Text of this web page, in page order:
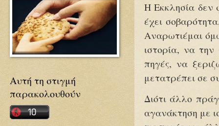
Η Εκκλησία δεν
έχει
Αναρωτιέμαι
ιστορία, να την
πηγές, να
μετατρέπει σε
Διότι άλλο
αγανάκτηση με
Αυτή τη στιγμή
παρακολουθούν